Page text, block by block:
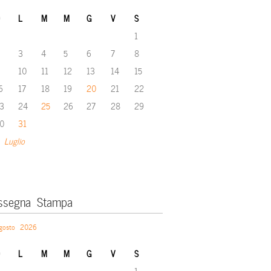
L M M G V S
Luglio
1
3 4 5 6 7
8
10 11 12 13 14
15
17 18 19 20 21
22
24 25 26 27 28
29
31
Stampa
2026
L M M G V S